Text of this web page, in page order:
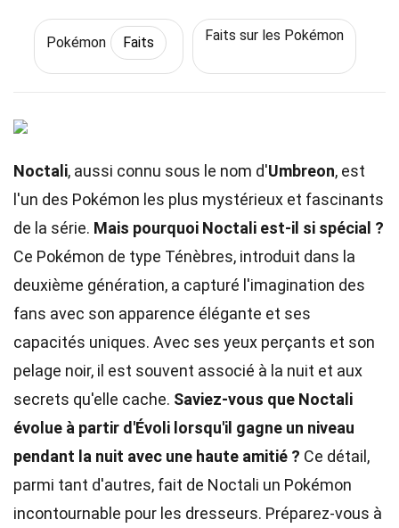
Pokémon Faits Faits sur les Pokémon
Noctali, aussi connu sous le nom d'Umbreon, est
l'un des Pokémon les plus mystérieux et fascinants
de la série. Mais pourquoi Noctali est-il si spécial ?
Ce Pokémon de type Ténèbres, introduit dans la
deuxième génération, a capturé l'imagination des
fans avec son apparence élégante et ses
capacités uniques. Avec ses yeux perçants et son
pelage noir, il est souvent associé à la nuit et aux
secrets qu'elle cache. Saviez-vous que Noctali
évolue à partir d'Évoli lorsqu'il gagne un niveau
pendant la nuit avec une haute amitié ? Ce détail,
parmi tant d'autres, fait de Noctali un Pokémon
incontournable pour les dresseurs. Préparez-vous à